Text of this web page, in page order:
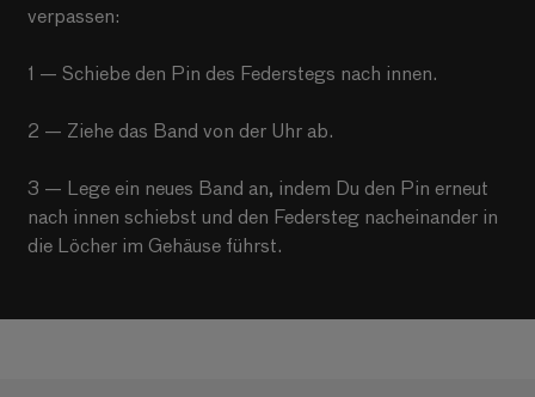
verpassen:
1 — Schiebe den Pin des Federstegs nach innen.
2 — Ziehe das Band von der Uhr ab.
3 — Lege ein neues Band an, indem Du den Pin erneut
nach innen schiebst und den Federsteg nacheinander in
die Löcher im Gehäuse führst.